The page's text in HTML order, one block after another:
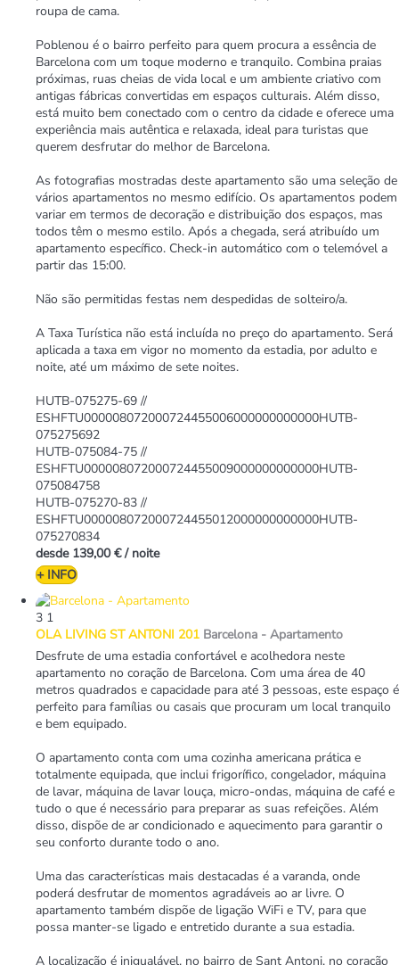
roupa de cama.
Poblenou é o bairro perfeito para quem procura a essência de
Barcelona com um toque moderno e tranquilo. Combina praias
próximas, ruas cheias de vida local e um ambiente criativo com
antigas fábricas convertidas em espaços culturais. Além disso,
está muito bem conectado com o centro da cidade e oferece uma
experiência mais autêntica e relaxada, ideal para turistas que
querem desfrutar do melhor de Barcelona.
As fotografias mostradas deste apartamento são uma seleção de
vários apartamentos no mesmo edifício. Os apartamentos podem
variar em termos de decoração e distribuição dos espaços, mas
todos têm o mesmo estilo. Após a chegada, será atribuído um
apartamento específico. Check-in automático com o telemóvel a
partir das 15:00.
Não são permitidas festas nem despedidas de solteiro/a.
A Taxa Turística não está incluída no preço do apartamento. Será
aplicada a taxa em vigor no momento da estadia, por adulto e
noite, até um máximo de sete noites.
HUTB-075275-69 //
ESHFTU000008072000724455006000000000000HUTB-
075275692
HUTB-075084-75 //
ESHFTU000008072000724455009000000000000HUTB-
075084758
HUTB-075270-83 //
ESHFTU000008072000724455012000000000000HUTB-
075270834
desde 139,00 € / noite
+ INFO
3 1
OLA LIVING ST ANTONI 201 Barcelona - Apartamento
Desfrute de uma estadia confortável e acolhedora neste
apartamento no coração de Barcelona. Com uma área de 40
metros quadrados e capacidade para até 3 pessoas, este espaço é
perfeito para famílias ou casais que procuram um local tranquilo
e bem equipado.
O apartamento conta com uma cozinha americana prática e
totalmente equipada, que inclui frigorífico, congelador, máquina
de lavar, máquina de lavar louça, micro-ondas, máquina de café e
tudo o que é necessário para preparar as suas refeições. Além
disso, dispõe de ar condicionado e aquecimento para garantir o
seu conforto durante todo o ano.
Uma das características mais destacadas é a varanda, onde
poderá desfrutar de momentos agradáveis ao ar livre. O
apartamento também dispõe de ligação WiFi e TV, para que
possa manter-se ligado e entretido durante a sua estadia.
A localização é inigualável, no bairro de Sant Antoni, no coração